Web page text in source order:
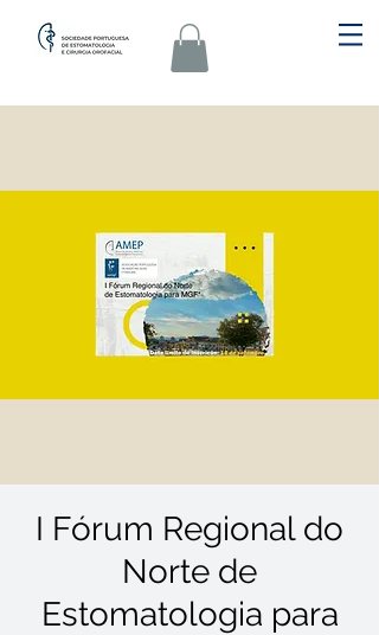
I Fórum Regional do
Norte de
Estomatologia para